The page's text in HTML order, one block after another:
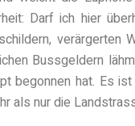
Darf ich hier
verärgerten
Bussgeldern
begonnen hat. Es
als nur die